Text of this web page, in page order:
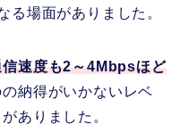
る場面がありました。
速度も2～4Mbpsほど
納得がいかないレベ
ありました。